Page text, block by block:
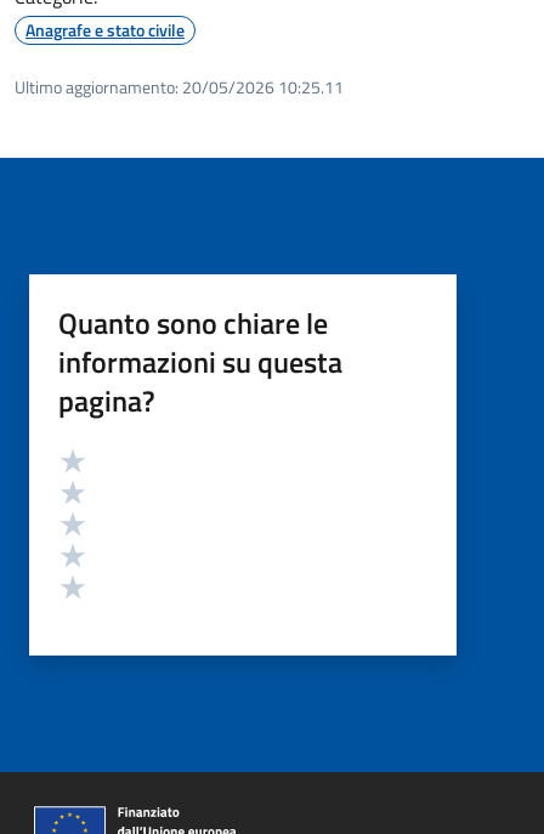
Anagrafe e stato civile
Ultimo aggiornamento: 20/05/2026 10:25.11
Quanto sono chiare le
informazioni su questa
pagina?
Valutazione